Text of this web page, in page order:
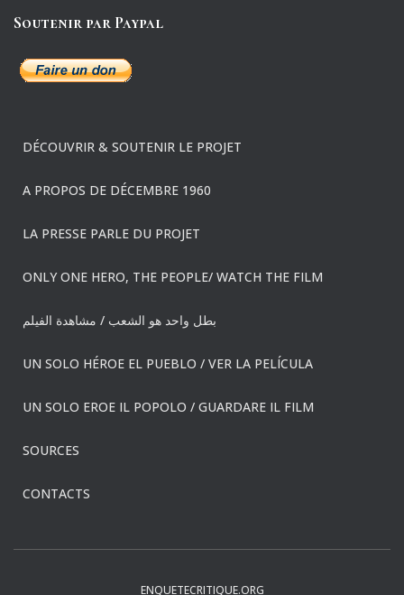
Soutenir par Paypal
DÉCOUVRIR & SOUTENIR LE PROJET
A PROPOS DE DÉCEMBRE 1960
LA PRESSE PARLE DU PROJET
ONLY ONE HERO, THE PEOPLE/ WATCH THE FILM
بطل واحد هو الشعب / مشاهدة الفيلم
UN SOLO HÉROE EL PUEBLO / VER LA PELÍCULA
UN SOLO EROE IL POPOLO / GUARDARE IL FILM
SOURCES
CONTACTS
ENQUETECRITIQUE.ORG